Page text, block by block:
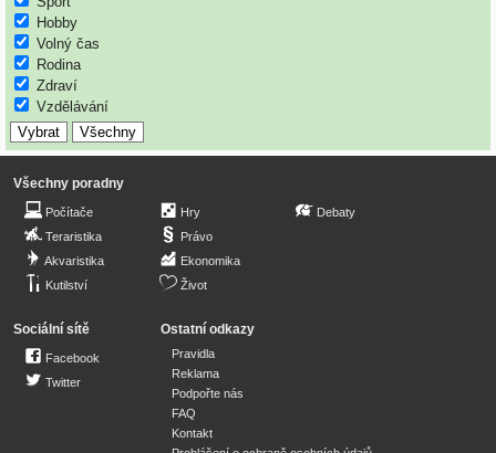
Hobby
Volný čas
Rodina
Zdraví
Vzdělávání
Všechny poradny
Počítače
Teraristika
Akvaristika
Kutilství
Hry
Právo
Ekonomika
Život
Debaty
Sociální sítě
Facebook
Twitter
Ostatní odkazy
Pravidla
Reklama
Podpořte nás
FAQ
Kontakt